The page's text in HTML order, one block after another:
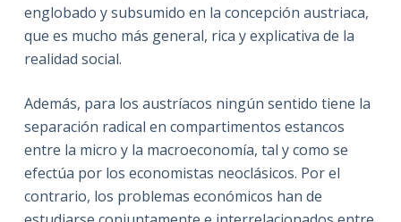
englobado y subsumido en la concepción austriaca,
que es mucho más general, rica y explicativa de la
realidad social.
Además, para los austríacos ningún sentido tiene la
separación radical en compartimentos estancos
entre la micro y la macroeconomía, tal y como se
efectúa por los economistas neoclásicos. Por el
contrario, los problemas económicos han de